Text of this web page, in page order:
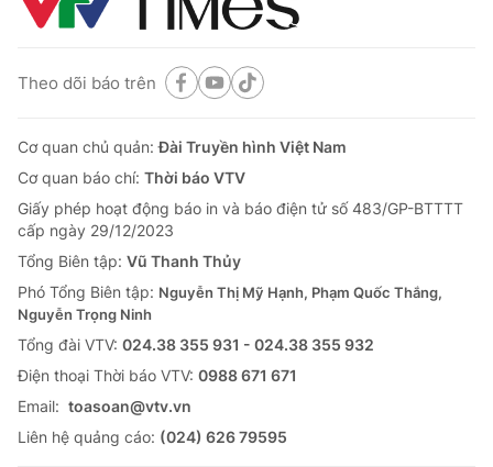
Theo dõi báo trên
Cơ quan chủ quản:Đài Truyền hình Việt Nam
Cơ quan báo chí: Thời báo VTV
Giấy phép hoạt động báo in và báo điện tử số 483/GP-BTTTT
cấp ngày 29/12/2023
Tổng Biên tập: Vũ Thanh Thủy
Phó Tổng Biên tập: Nguyễn Thị Mỹ Hạnh, Phạm Quốc Thắng,
Nguyễn Trọng Ninh
Tổng đài VTV: 024.38 355 931 - 024.38 355 932
Ðiện thoại Thời báo VTV: 0988 671 671
Email: toasoan@vtv.vn
Liên hệ quảng cáo: (024) 626 79595